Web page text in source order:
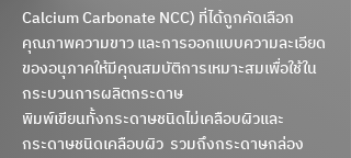
Calcium Carbonate NCC) ที่ได้ถูกคัดเลือก
คุณภาพความขาวและการออกแบบความละเอียด
ของอนุภาคให้มีคุณสมบัติการเหมาะสมเพื่อใช้ใน
กระบวนการผลิตกระดาษ
พิมพ์เขียนทั้งกระดาษชนิดไม่เคลือบผิวและ
กระดาษชนิดเคลือบผิว รวมถึงกระดาษกล่อง